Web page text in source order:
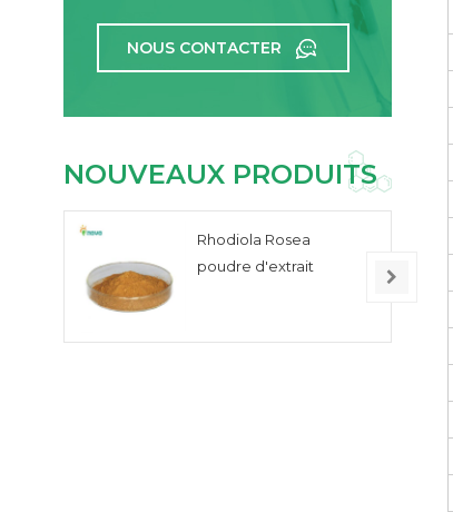
NOUS CONTACTER
NOUVEAUX PRODUITS
Rhodiola Rosea
poudre d'extrait